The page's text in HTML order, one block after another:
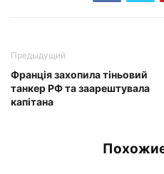
Предыдущий
Франція захопила тіньовий
танкер РФ та заарештувала
капітана